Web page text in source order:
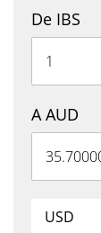
De IBS
A AUD
USD